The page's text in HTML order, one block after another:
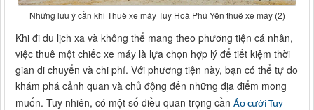
Những lưu ý cần khi Thuê xe máy Tuy Hoà Phú Yên thuê xe máy (2)
Khi đi du lịch xa và không thể mang theo phương tiện cá nhân,
việc thuê một chiếc xe máy là lựa chọn hợp lý để tiết kiệm thời
gian di chuyển và chi phí. Với phương tiện này, bạn có thể tự do
khám phá cảnh quan và chủ động đến những địa điểm mong
muốn. Tuy nhiên, có một số điều quan trọng cần Áo cưới Tuy